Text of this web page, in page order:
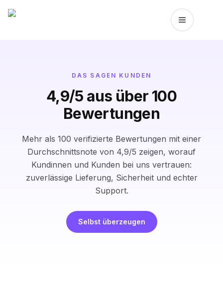
DAS SAGEN KUNDEN
4,9/5 aus über 100
Bewertungen
Mehr als 100 verifizierte Bewertungen mit einer
Durchschnittsnote von 4,9/5 zeigen, worauf
Kundinnen und Kunden bei uns vertrauen:
zuverlässige Lieferung, Sicherheit und echter
Support.
Selbst überzeugen